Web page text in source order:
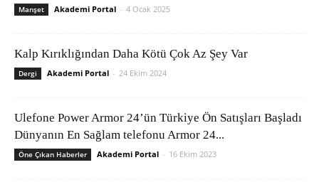
Manşet Akademi Portal - 4 Ocak 2025
Kalp Kırıklığından Daha Kötü Çok Az Şey Var
Dergi Akademi Portal - 24 Ekim 2024
Ulefone Power Armor 24’ün Türkiye Ön Satışları Başladı
Dünyanın En Sağlam telefonu Armor 24...
Öne Çıkan Haberler Akademi Portal - 16 Ekim 2023